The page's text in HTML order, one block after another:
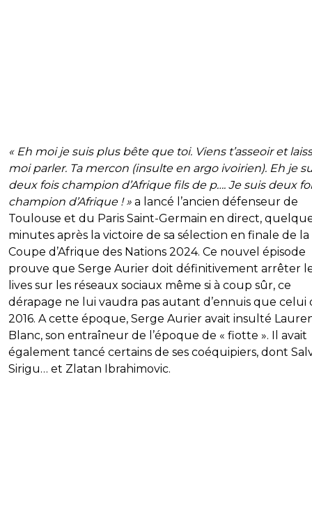
« Eh moi je suis plus bête que toi. Viens t’asseoir et
moi parler. Ta mercon (insulte en argo ivoirien). Eh je
deux fois champion d’Afrique fils de p…. Je suis deux
champion d’Afrique ! » a lancé l’ancien défenseur de
Toulouse et du Paris Saint-Germain en direct,
minutes après la victoire de sa sélection en finale de la
Coupe d’Afrique des Nations 2024. Ce nouvel épisode
prouve que Serge Aurier doit définitivement arrêter
lives sur les réseaux sociaux même si à coup sûr, ce
dérapage ne lui vaudra pas autant d’ennuis que celui
2016. A cette époque, Serge Aurier avait insulté
Blanc, son entraîneur de l’époque de « fiotte ». Il avait
également tancé certains de ses coéquipiers, dont
Sirigu… et Zlatan Ibrahimovic.